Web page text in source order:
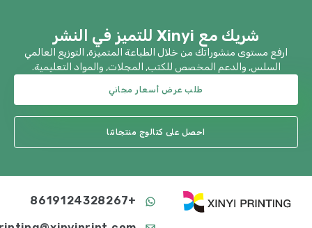
شريك مع Xinyi للتميز في النشر
ارفع مستوى منشوراتك من خلال الطباعة المتميزة, التوزيع العالمي
السلس, والدعم المخصص للكتب, المجلات, والمواد التعليمية.
طلب عرض أسعار مجاني
احصل على كتالوج منتجاتنا